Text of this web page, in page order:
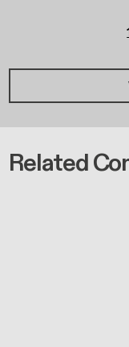
Related